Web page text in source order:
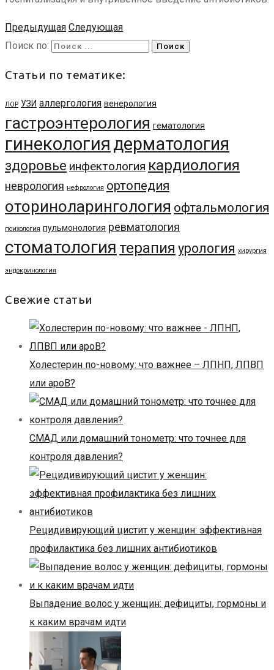
Предыдущая Следующая
Поиск по:
Статьи по тематике:
ЛОР УЗИ аллергология венерология
гастроэнтерология гематология
гинекология дерматология
здоровье инфектология кардиология
неврология нефрология ортопедия
оториноларингология офтальмология
психология пульмонология ревматология
стоматология терапия урология хирургия
эндокринология
Свежие статьи
Холестерин по-новому: что важнее – ЛПНП, ЛПВП
или apoB?
СМАД или домашний тонометр: что точнее для
контроля давления?
Рецидивирующий цистит у женщин: эффективная
профилактика без лишних антибиотиков
Выпадение волос у женщин: дефициты, гормоны и
к каким врачам идти